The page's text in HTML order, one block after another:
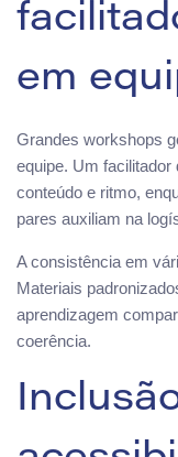
em
Grandes workshops
equipe. Um
conteúdo e ritmo,
pares auxiliam na
A consistência em
Materiais
aprendizagem
coerência.